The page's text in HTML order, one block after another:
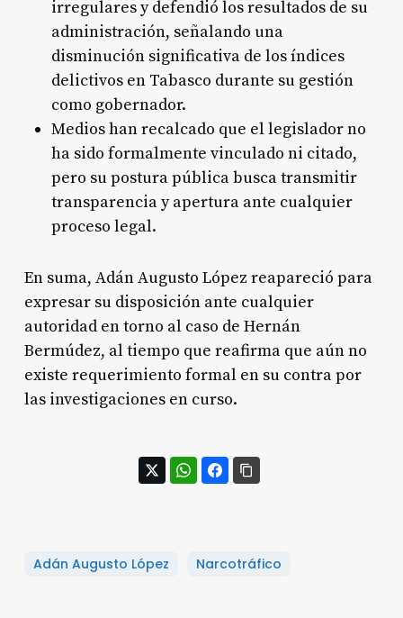
irregulares y defendió los resultados de su
administración, señalando una
disminución significativa de los índices
delictivos en Tabasco durante su gestión
como gobernador.
Medios han recalcado que el legislador no
ha sido formalmente vinculado ni citado,
pero su postura pública busca transmitir
transparencia y apertura ante cualquier
proceso legal.
En suma, Adán Augusto López reapareció para
expresar su disposición ante cualquier
autoridad en torno al caso de Hernán
Bermúdez, al tiempo que reafirma que aún no
existe requerimiento formal en su contra por
las investigaciones en curso.
Adán Augusto López Narcotráfico